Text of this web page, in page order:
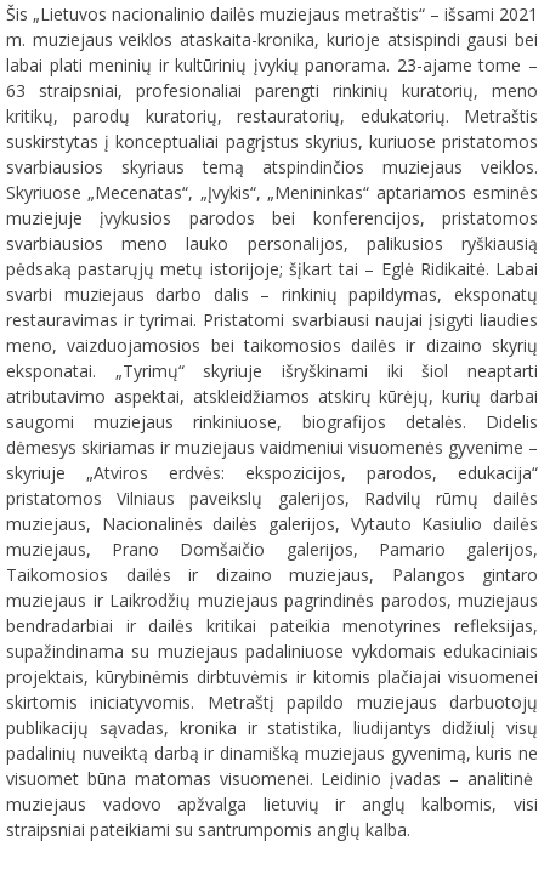
Šis „Lietuvos nacionalinio dailės muziejaus metraštis“ – išsami 2021
m. muziejaus veiklos ataskaita-kronika, kurioje atsispindi gausi bei
labai plati meninių ir kultūrinių įvykių panorama. 23-ajame tome –
63 straipsniai, profesionaliai parengti rinkinių kuratorių, meno
kritikų, parodų kuratorių, restauratorių, edukatorių. Metraštis
suskirstytas į konceptualiai pagrįstus skyrius, kuriuose pristatomos
svarbiausios skyriaus temą atspindinčios muziejaus veiklos.
Skyriuose „Mecenatas“, „Įvykis“, „Menininkas“ aptariamos esminės
muziejuje įvykusios parodos bei konferencijos, pristatomos
svarbiausios meno lauko personalijos, palikusios ryškiausią
pėdsaką pastarųjų metų istorijoje; šįkart tai – Eglė Ridikaitė. Labai
svarbi muziejaus darbo dalis – rinkinių papildymas, eksponatų
restauravimas ir tyrimai. Pristatomi svarbiausi naujai įsigyti liaudies
meno, vaizduojamosios bei taikomosios dailės ir dizaino skyrių
eksponatai. „Tyrimų“ skyriuje išryškinami iki šiol neaptarti
atributavimo aspektai, atskleidžiamos atskirų kūrėjų, kurių darbai
saugomi muziejaus rinkiniuose, biografijos detalės. Didelis
dėmesys skiriamas ir muziejaus vaidmeniui visuomenės gyvenime –
skyriuje „Atviros erdvės: ekspozicijos, parodos, edukacija“
pristatomos Vilniaus paveikslų galerijos, Radvilų rūmų dailės
muziejaus, Nacionalinės dailės galerijos, Vytauto Kasiulio dailės
muziejaus, Prano Domšaičio galerijos, Pamario galerijos,
Taikomosios dailės ir dizaino muziejaus, Palangos gintaro
muziejaus ir Laikrodžių muziejaus pagrindinės parodos, muziejaus
bendradarbiai ir dailės kritikai pateikia menotyrines refleksijas,
supažindinama su muziejaus padaliniuose vykdomais edukaciniais
projektais, kūrybinėmis dirbtuvėmis ir kitomis plačiajai visuomenei
skirtomis iniciatyvomis. Metraštį papildo muziejaus darbuotojų
publikacijų sąvadas, kronika ir statistika, liudijantys didžiulį visų
padalinių nuveiktą darbą ir dinamišką muziejaus gyvenimą, kuris ne
visuomet būna matomas visuomenei. Leidinio įvadas – analitinė
muziejaus vadovo apžvalga lietuvių ir anglų kalbomis, visi
straipsniai pateikiami su santrumpomis anglų kalba.